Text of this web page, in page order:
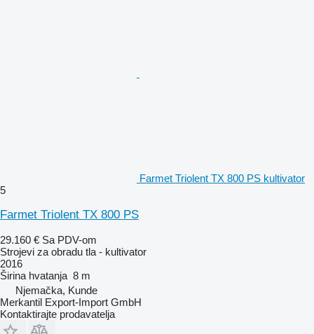
Farmet Triolent TX 800 PS kultivator
5
Farmet Triolent TX 800 PS
29.160 € Sa PDV-om
Strojevi za obradu tla - kultivator
2016
Širina hvatanja 8 m
Njemačka, Kunde
Merkantil Export-Import GmbH
Kontaktirajte prodavatelja